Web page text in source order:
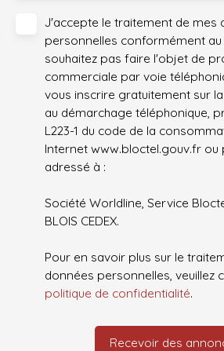
J'accepte le traitement de mes
personnelles conformément au
souhaitez pas faire l'objet de
commerciale par voie
vous inscrire gratuitement sur
au démarchage téléphonique,
L223-1 du code de la
Internet www.bloctel.gouv.fr ou
adressé à :
Société Worldline, Service
BLOIS CEDEX.
Pour en savoir plus sur le
données personnelles, veuillez
politique de confidentialité.
Recevoir des